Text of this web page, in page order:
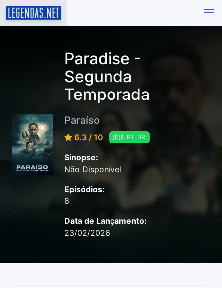
Paradise -
Segunda
Temporada
Paraíso
6.3 / 10 🇧🇷 PT-BR
Sinopse:
Não Disponível
Episódios:
8
Data de Lançamento:
23/02/2026